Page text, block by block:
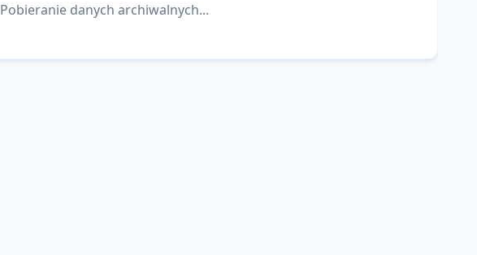
Pobieranie danych archiwalnych...